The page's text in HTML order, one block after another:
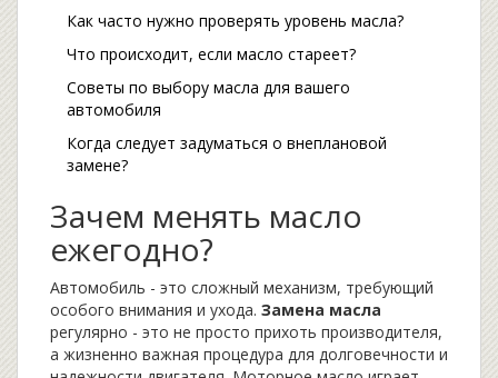
Как часто нужно проверять уровень масла?
Что происходит, если масло стареет?
Советы по выбору масла для вашего
автомобиля
Когда следует задуматься о внеплановой
замене?
Зачем менять масло
ежегодно?
Автомобиль - это сложный механизм, требующий
особого внимания и ухода. Замена масла
регулярно - это не просто прихоть производителя,
а жизненно важная процедура для долговечности и